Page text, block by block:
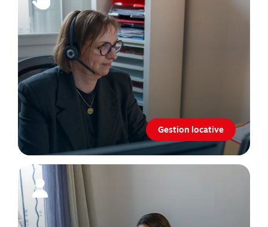
Gestion locative